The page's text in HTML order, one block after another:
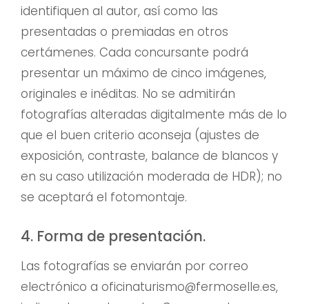
identifiquen al autor, así como las
presentadas o premiadas en otros
certámenes. Cada concursante podrá
presentar un máximo de cinco imágenes,
originales e inéditas. No se admitirán
fotografías alteradas digitalmente más de lo
que el buen criterio aconseja (ajustes de
exposición, contraste, balance de blancos y
en su caso utilización moderada de HDR); no
se aceptará el fotomontaje.
4. Forma de presentación.
Las fotografías se enviarán por correo
electrónico a oficinaturismo@fermoselle.es,